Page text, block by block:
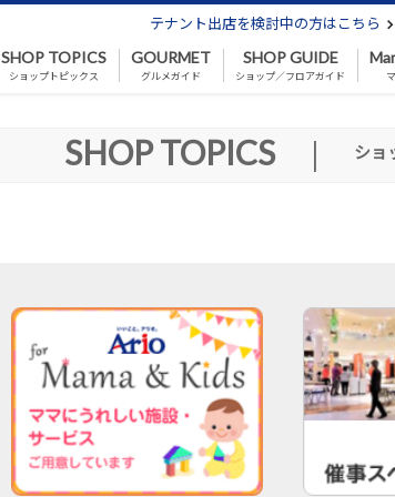
テナント出店を検討中の方はこちら
SHOP TOPICS
ショップトピックス
GOURMET
グルメガイド
SHOP GUIDE
ショップ／フロアガイド
SHOP TOPICS | ショ